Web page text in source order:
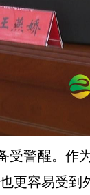
警醒。作
容易受到